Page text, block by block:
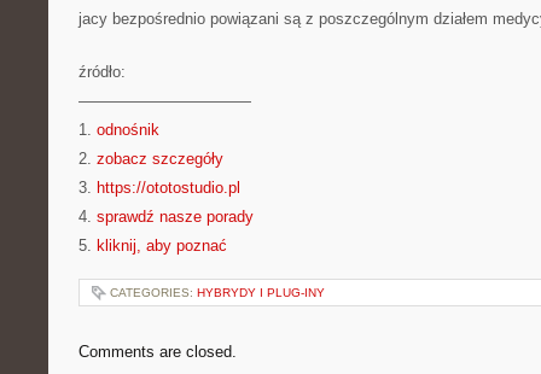
jacy bezpośrednio powiązani są z poszczególnym działem
źródło:
———————————
1. odnośnik
2. zobacz szczegóły
3. https://ototostudio.pl
4. sprawdź nasze porady
5. kliknij, aby poznać
CATEGORIES: HYBRYDY I PLUG-INY
Comments are closed.